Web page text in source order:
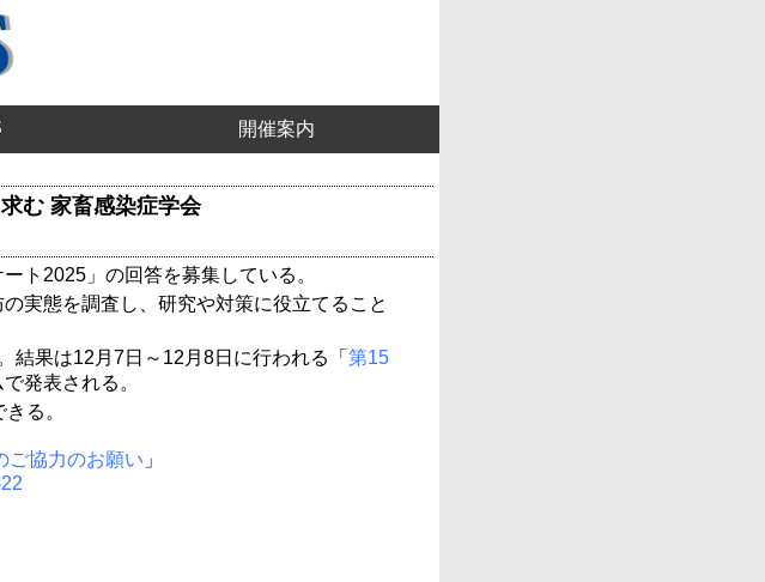
開催案内
む 家畜感染症学会
ト2025」の回答を募集している。
実態を調査し、研究や対策に役立てること
結果は12月7日～12月8日に行われる「 第15
発表される。
る。
ご協力のお願い 」